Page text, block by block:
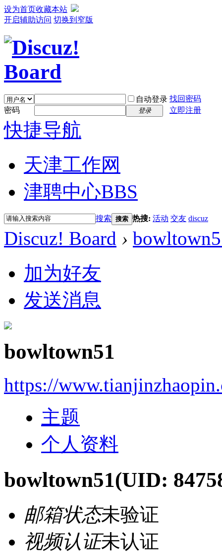
设为首页收藏本站
开启辅助访问 切换到窄版
自动登录 找回密码
密码
登录 立即注册
快捷导航
天津工作网
津聘中心BBS
搜索 搜索 热搜: 活动 交友 discuz
Discuz! Board ›
加为好友
发送消息
bowltown51
https://
主题
个人资料
bowltown51(UID:
邮箱状态未验证
视频认证未认证